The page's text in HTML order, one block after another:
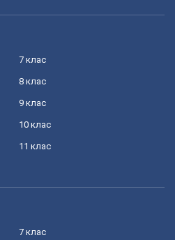
7 клас
8 клас
9 клас
10 клас
11 клас
7 клас